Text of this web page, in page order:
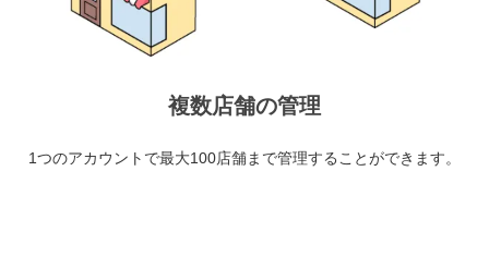
複数店舗の管理
1つのアカウントで最大100店舗まで管理することができます。